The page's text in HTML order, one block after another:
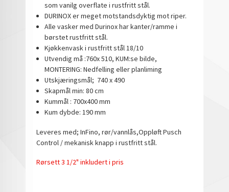
som vanilg overflate i rustfritt stål.
DURINOX er meget motstandsdyktig mot riper.
Alle vasker med Durinox har kanter/ramme i
børstet rustfritt stål.
Kjøkkenvask i rustfritt stål 18/10
Utvendig må :760x 510, KUM:se bilde,
MONTERING: Nedfelling eller planliming
Utskjæringsmål; 740 x 490
Skapmål min: 80 cm
Kummål : 700x400 mm
Kum dybde: 190 mm
Leveres med; InFino, rør/vannlås,Oppløft Pusch
Control / mekanisk knapp i rustfritt stål.
Rørsett 3 1/2" inkludert i pris